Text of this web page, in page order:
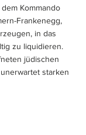
Kommando
Frankenegg,
in das
zu liquidieren.
jüdischen
starken